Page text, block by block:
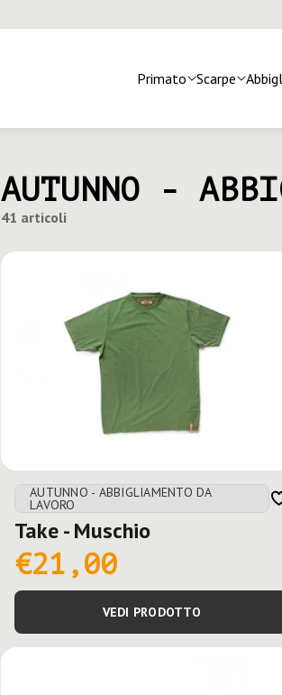
Primato Scarpe
AUTUNNO -
41 articoli
AUTUNNO - ABBIGLIAMENTO DA
LAVORO
Take - Muschio
€21,00
VEDI PRODOTTO